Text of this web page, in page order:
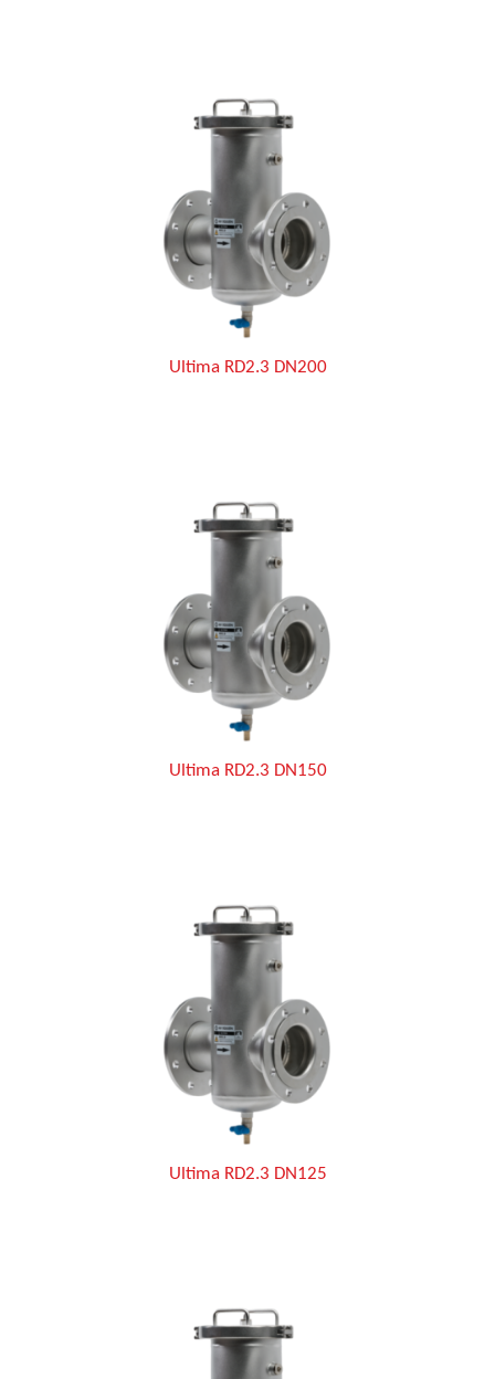
Ultima RD2.3 DN200
Ultima RD2.3 DN150
Ultima RD2.3 DN125